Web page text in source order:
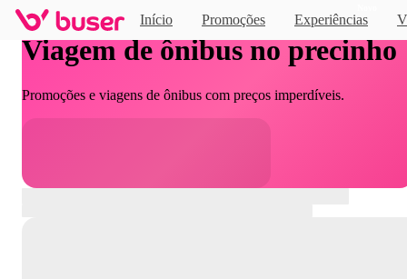
Início Promoções Experiências
Viagem de ônibus no precinho
Promoções e viagens de ônibus com preços imperdíveis.